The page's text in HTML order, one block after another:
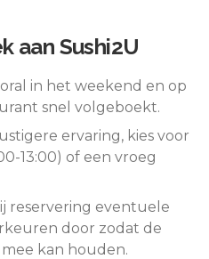
aan Sushi2U
in het weekend en op
snel volgeboekt.
ervaring, kies voor
13:00) of een vroeg
reservering eventuele
door zodat de
kan houden.